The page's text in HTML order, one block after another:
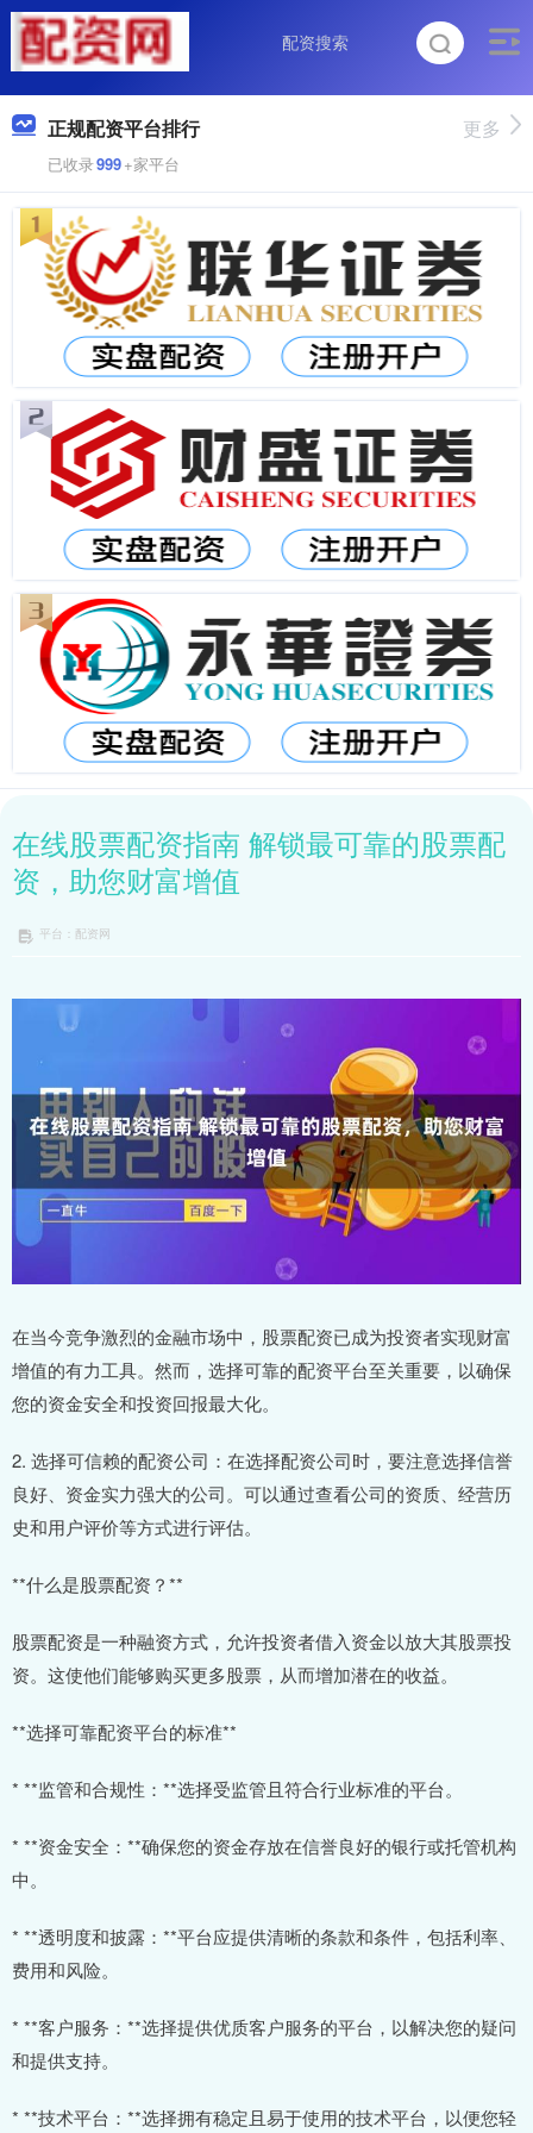
正规配资平台排行
已收录999+家平台
更多
在线股票配资指南 解锁最可靠的股票配
资，助您财富增值
平台：配资网
在当今竞争激烈的金融市场中，股票配资已成为投资者实现财富
增值的有力工具。然而，选择可靠的配资平台至关重要，以确保
您的资金安全和投资回报最大化。
2. 选择可信赖的配资公司：在选择配资公司时，要注意选择信誉
良好、资金实力强大的公司。可以通过查看公司的资质、经营历
史和用户评价等方式进行评估。
**什么是股票配资？**
股票配资是一种融资方式，允许投资者借入资金以放大其股票投
资。这使他们能够购买更多股票，从而增加潜在的收益。
**选择可靠配资平台的标准**
* **监管和合规性：**选择受监管且符合行业标准的平台。
* **资金安全：**确保您的资金存放在信誉良好的银行或托管机构
中。
* **透明度和披露：**平台应提供清晰的条款和条件，包括利率、
费用和风险。
* **客户服务：**选择提供优质客户服务的平台，以解决您的疑问
和提供支持。
* **技术平台：**选择拥有稳定且易于使用的技术平台，以便您轻